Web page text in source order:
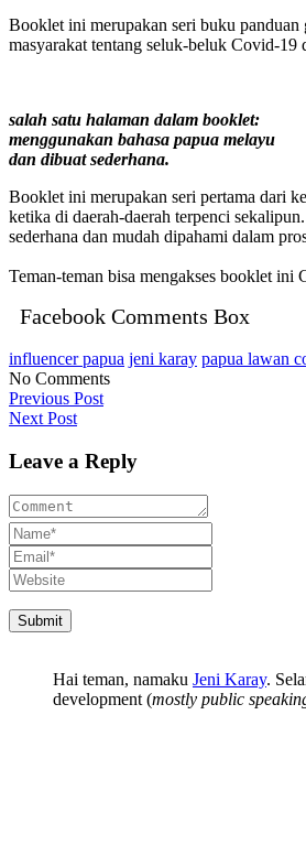
Booklet ini merupakan seri buku panduan
masyarakat tentang seluk-beluk Covid-19
salah satu halaman dalam booklet:
menggunakan bahasa papua melayu
dan dibuat sederhana.
Booklet ini merupakan seri pertama dari
ketika di daerah-daerah terpenci
sederhana dan mudah dipahami dalam
Teman-teman bisa mengakses booklet ini
Facebook Comments Box
influencer papua jeni karay papua lawan
No Comments
Previous Post
Next Post
Leave a Reply
Hai teman, namaku Jeni Karay.
development (mostly public